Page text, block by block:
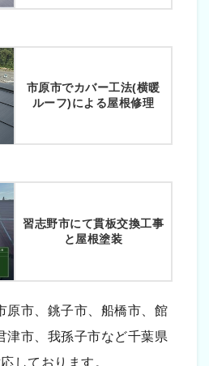
市原市でカバー工法(横暖
ルーフ)による屋根修理
習志野市にて貫板交換工事
と屋根塗装
原市、銚子市、船橋市、館
津市、我孫子市など千葉県
しております。